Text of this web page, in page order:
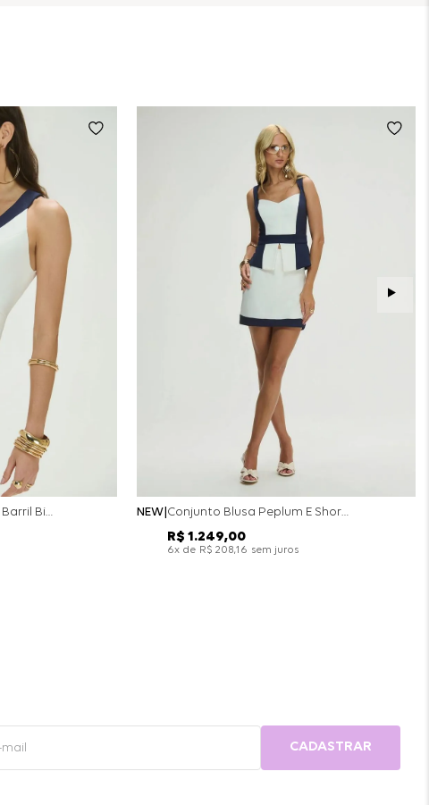
Conjunto Colete Calça Barril Bicolor Alfaiataria - Off White NEW Conjunto Blusa Peplum E Short Saia Bicolor - Off White
R$ 1 .249,00
6x de R$ 208,16 sem juros
CADASTRAR